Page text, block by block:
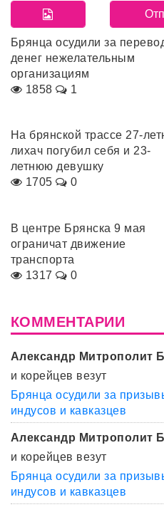
Брянца осудили за
денег нежелательным
организациям
1858
1
На брянской трассе 27-
лихач погубил себя и 23-
летнюю девушку
1705
0
В центре Брянска 9 мая
ограничат движение
транспорта
1317
0
КОММЕНТАРИИ
Александр Митрополит
и корейцев везут
Брянца осудили за
индусов и кавказцев
Александр Митрополит
и корейцев везут
Брянца осудили за
индусов и кавказцев